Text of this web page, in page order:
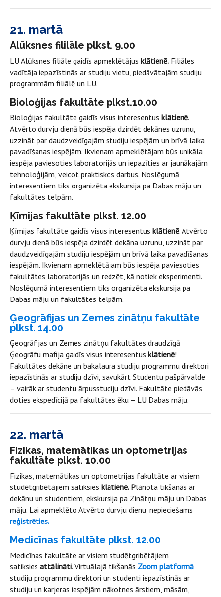
21. martā
Alūksnes fililāle plkst. 9.00
LU Alūksnes filiāle gaidīs apmeklētājus klātienē. Filiāles
vadītāja iepazīstinās ar studiju vietu, piedāvātajām studiju
programmām filiālē un LU.
Bioloģijas fakultāte plkst.10.00
Bioloģijas fakultāte gaidīs visus interesentus klātienē.
Atvērto durvju dienā būs iespēja dzirdēt dekānes uzrunu,
uzzināt par daudzveidīgajām studiju iespējām un brīvā laika
pavadīšanas iespējām. Ikvienam apmeklētājam būs unikāla
iespēja paviesoties laboratorijās un iepazīties ar jaunākajām
tehnoloģijām, veicot praktiskos darbus. Noslēgumā
interesentiem tiks organizēta ekskursija pa Dabas māju un
fakultātes telpām.
Ķīmijas fakultāte plkst. 12.00
Ķīmijas fakultāte gaidīs visus interesentus klātienē. Atvērto
durvju dienā būs iespēja dzirdēt dekāna uzrunu, uzzināt par
daudzveidīgajām studiju iespējām un brīvā laika pavadīšanas
iespējām. Ikvienam apmeklētājam būs iespēja paviesoties
fakultātes laboratorijās un redzēt, kā notiek eksperimenti.
Noslēgumā interesentiem tiks organizēta ekskursija pa
Dabas māju un fakultātes telpām.
Ģeogrāfijas un Zemes zinātņu fakultāte
plkst. 14.00
Ģeogrāfijas un Zemes zinātņu fakultātes draudzīgā
Ģeogrāfu mafija gaidīs visus interesentus klātienē!
Fakultātes dekāne un bakalaura studiju programmu direktori
iepazīstinās ar studiju dzīvi, savukārt Studentu pašpārvalde
– vairāk ar studentu ārpusstudiju dzīvi. Fakultāte piedāvās
doties ekspedīcijā pa fakultātes ēku – LU Dabas māju.
22. martā
Fizikas, matemātikas un optometrijas
fakultāte plkst. 10.00
Fizikas, matemātikas un optometrijas fakultāte ar visiem
studētgribētājiem satiksies klātienē. Plānota tikšanās ar
dekānu un studentiem, ekskursija pa Zinātņu māju un Dabas
māju. Lai apmeklēto Atvērto durvju dienu, nepieciešams
reģistrēties.
Medicīnas fakultāte plkst. 12.00
Medicīnas fakultāte ar visiem studētgribētājiem
satiksies attālināti. Virtuālajā tikšanās Zoom platformā
studiju programmu direktori un studenti iepazīstinās ar
studiju un karjeras iespējām nākotnes ārstiem, māsām,